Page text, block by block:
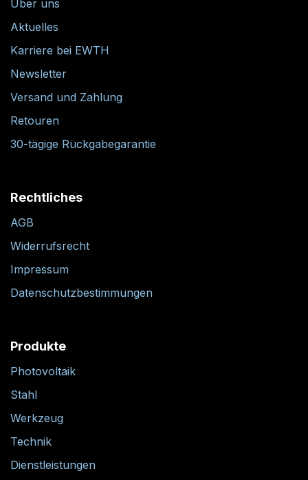
Über uns
Aktuelles
Karriere bei EWTH
Newsletter
Versand und Zahlung
Retouren
30-tägige Rückgabegarantie
Rechtliches
AGB
Widerrufsrecht
Impressum
Datenschutzbestimmungen
Produkte
Photovoltaik
Stahl
Werkzeug
Technik
Dienstleistungen